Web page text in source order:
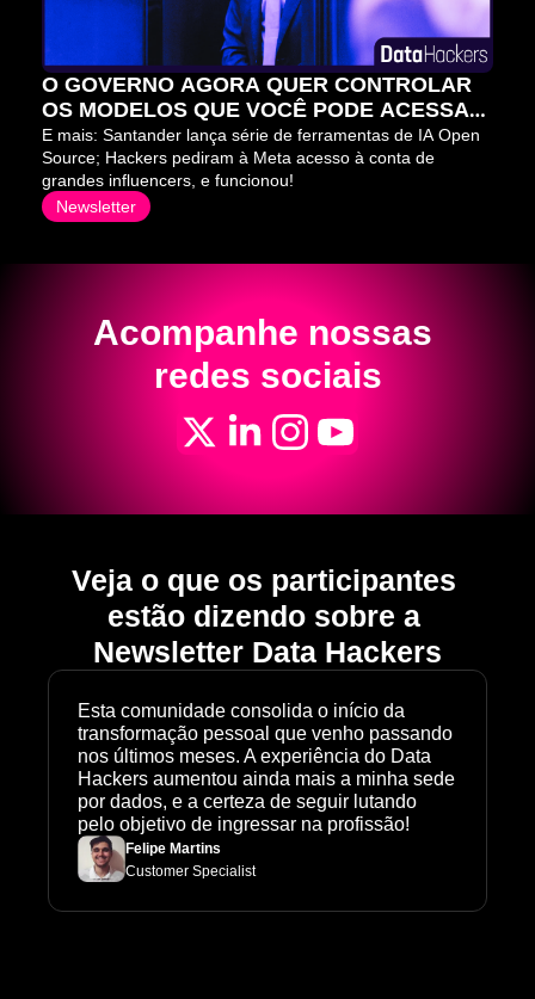
O GOVERNO AGORA QUER CONTROLAR
OS MODELOS QUE VOCÊ PODE ACESSAR
⛔
E mais: Santander lança série de ferramentas de IA Open
Source; Hackers pediram à Meta acesso à conta de
grandes influencers, e funcionou!
Newsletter
Acompanhe nossas
redes sociais
Veja o que os participantes
estão dizendo sobre a
Newsletter Data Hackers
Esta comunidade consolida o início da
transformação pessoal que venho passando
nos últimos meses. A experiência do Data
Hackers aumentou ainda mais a minha sede
por dados, e a certeza de seguir lutando
pelo objetivo de ingressar na profissão!
Felipe Martins
Customer Specialist